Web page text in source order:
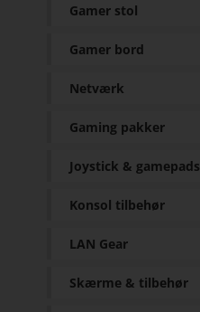
Gamer stol
Gamer bord
Netværk
Gaming pakker
Joystick & gamepads
Konsol tilbehør
LAN Gear
Skærme & tilbehør